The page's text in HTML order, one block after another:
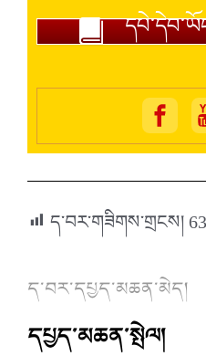
ད་བར་གཟིགས་གྲངས།63
ད་བར་དཔྱད་མཆན་མེད།
དཔྱད་མཆན་སྤེལ།